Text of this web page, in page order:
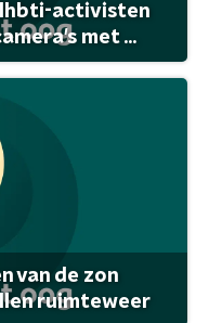
activisten
met ...
van de zon
ruimteweer